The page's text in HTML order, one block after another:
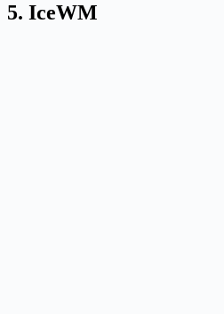
5. IceWM